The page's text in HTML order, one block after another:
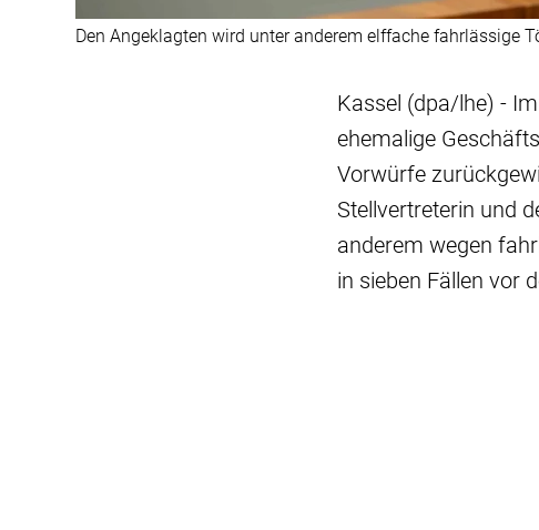
Den Angeklagten wird unter anderem elffache fahrlässige
Kassel (dpa/lhe) -
ehemalige
Vorwürfe
Stellvertreterin und
anderem wegen
in sieben Fällen vor